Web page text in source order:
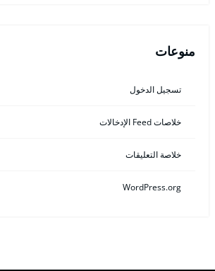
منوعات
تسجيل الدخول
خلاصات Feed الإدخالات
خلاصة التعليقات
WordPress.org